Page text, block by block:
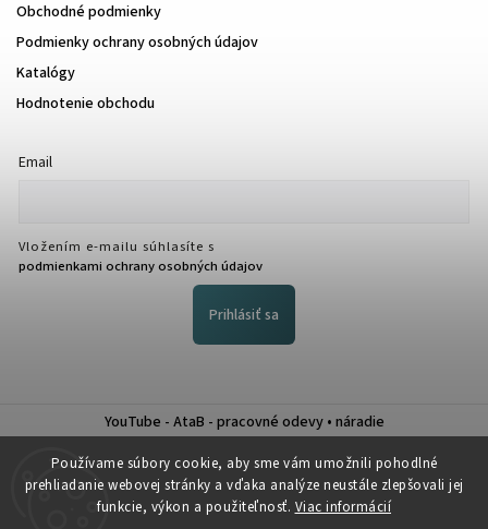
Používame súbory cookie, aby sme vám umožnili pohodlné
prehliadanie webovej stránky a vďaka analýze neustále zlepšovali jej
funkcie, výkon a použiteľnosť. Viac informácií
Obchodné podmienky
Podmienky ochrany osobných údajov
Katalógy
Hodnotenie obchodu
Email
Vložením e-mailu súhlasíte s
podmienkami ochrany osobných údajov
Prihlásiť sa
YouTube - AtaB - pracovné odevy • náradie
Nákup na splátky QUATRO